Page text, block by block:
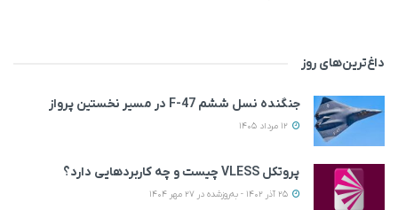
داغ‌ترین‌های روز
جنگنده نسل ششم F-47 در مسیر نخستین پرواز
پروتکل VLESS چیست و چه کاربردهایی دارد؟